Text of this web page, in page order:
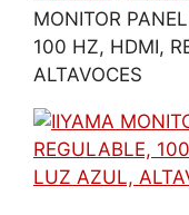
MONITOR PANEL
100 HZ, HDMI,
ALTAVOCES